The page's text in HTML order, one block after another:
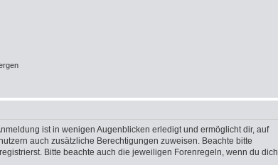
ist in wenigen Augenblicken erledigt und ermöglicht dir, auf
auch zusätzliche Berechtigungen zuweisen. Beachte bitte
Bitte beachte auch die jeweiligen Forenregeln, wenn du dich